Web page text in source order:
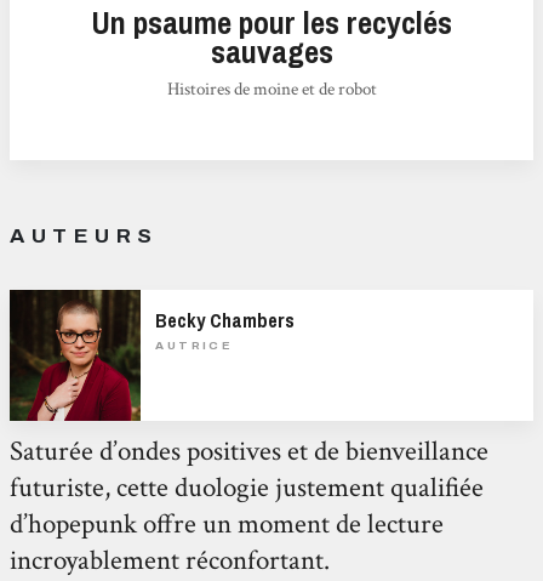
Un psaume pour les recyclés
sauvages
Histoires de moine et de robot
AUTEURS
Becky Chambers
AUTRICE
Saturée d’ondes positives et de bienveillance
futuriste, cette duologie justement qualifiée
d’hopepunk offre un moment de lecture
incroyablement réconfortant.